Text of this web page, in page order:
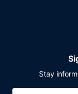
Stay